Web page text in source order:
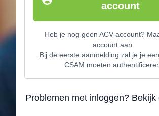
account
Heb je nog geen ACV-account?
account aan.
Bij de eerste aanmelding zal je je
CSAM moeten
Problemen met inloggen? Bekijk